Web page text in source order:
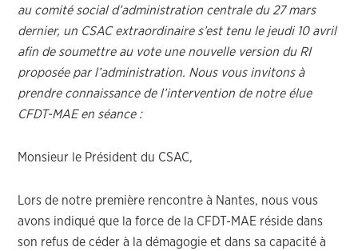
au comité social d’administration centrale du 27 mars
dernier, un CSAC extraordinaire s’est tenu le jeudi 10 avril
afin de soumettre au vote une nouvelle version du RI
proposée par l’administration. Nous vous invitons à
prendre connaissance de l’intervention de notre élue
CFDT-MAE en séance :
Monsieur le Président du CSAC,
Lors de notre première rencontre à Nantes, nous vous
avons indiqué que la force de la CFDT-MAE réside dans
son refus de céder à la démagogie et dans sa capacité à